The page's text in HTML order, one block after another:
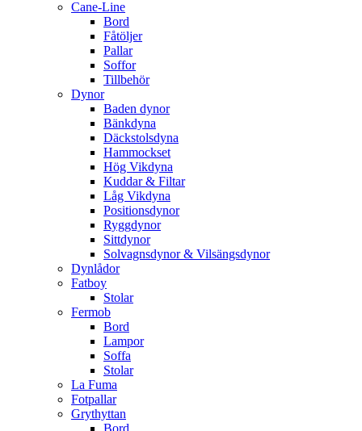
Cane-Line
Bord
Fåtöljer
Pallar
Soffor
Tillbehör
Dynor
Baden dynor
Bänkdyna
Däckstolsdyna
Hammockset
Hög Vikdyna
Kuddar & Filtar
Låg Vikdyna
Positionsdynor
Ryggdynor
Sittdynor
Solvagnsdynor & Vilsängsdynor
Dynlådor
Fatboy
Stolar
Fermob
Bord
Lampor
Soffa
Stolar
La Fuma
Fotpallar
Grythyttan
Bord